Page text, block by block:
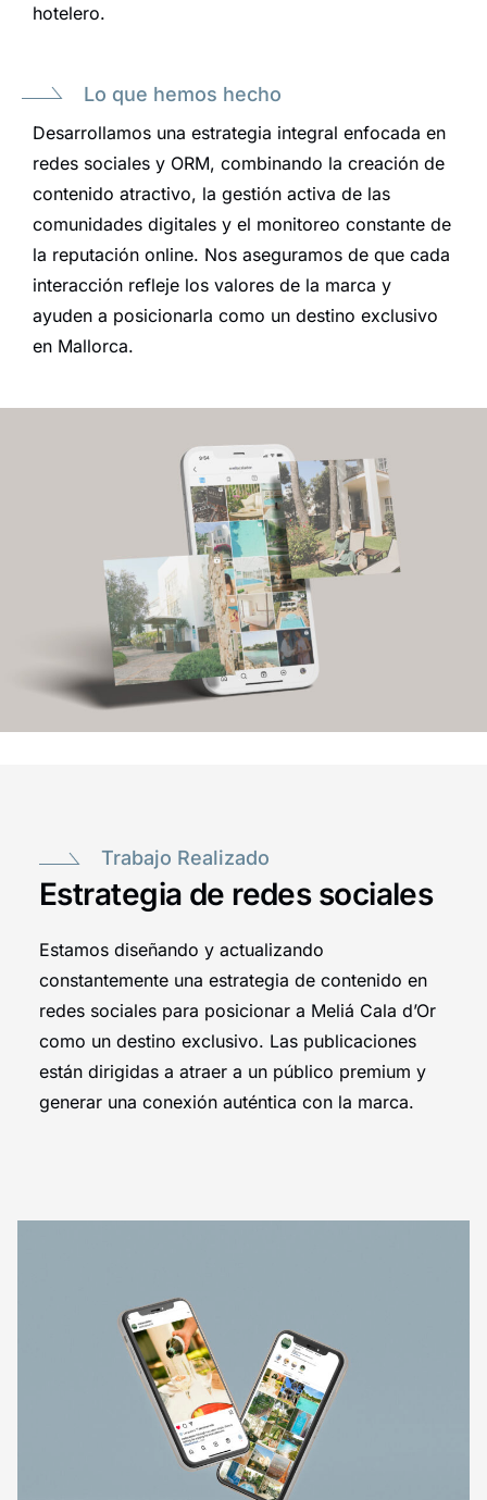
hotelero.
Lo que hemos hecho
Desarrollamos una estrategia integral enfocada en
redes sociales y ORM, combinando la creación de
contenido atractivo, la gestión activa de las
comunidades digitales y el monitoreo constante de
la reputación online. Nos aseguramos de que cada
interacción refleje los valores de la marca y
ayuden a posicionarla como un destino exclusivo
en Mallorca.
Trabajo Realizado
Estrategia de redes sociales
Estamos diseñando y actualizando
constantemente una estrategia de contenido en
redes sociales para posicionar a Meliá Cala d’Or
como un destino exclusivo. Las publicaciones
están dirigidas a atraer a un público premium y
generar una conexión auténtica con la marca.